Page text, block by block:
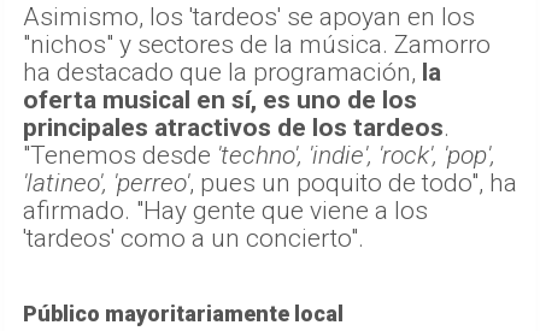
Asimismo, los 'tardeos' se apoyan en los
"nichos" y sectores de la música. Zamorro
ha destacado que la programación, la
oferta musical en sí, es uno de los
principales atractivos de los tardeos.
"Tenemos desde 'techno', 'indie', 'rock', 'pop',
'latineo', 'perreo', pues un poquito de todo", ha
afirmado. "Hay gente que viene a los
'tardeos' como a un concierto".
Público mayoritariamente local